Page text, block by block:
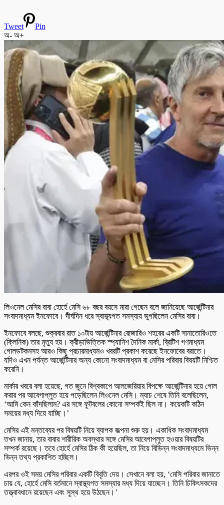
Tweet
Pin
অ- অ+
লিওনেল মেসির বাবা হোর্হে মেসি ৬৮ বছর বয়সে মারা গেছেন বলে জানিয়েছে আর্জেন্টিনার
সংবাদমাধ্যম ইনফোবে। দীর্ঘদিন ধরে স্বাস্থ্যগত সমস্যায় ভুগছিলেন মেসির বাবা।
ইনফোবে বলছে, শুক্রবার রাত ১০টায় আর্জেন্টিনার রোজারিও শহরের একটি সানাতোরিওতে
(ক্লিনিক) তার মৃত্যু হয়। ক্রীড়াভিত্তিক স্প্যানিশ দৈনিক মার্কা, ব্রিটিশ গণমাধ্যম
গোলডটকমসহ আরও কিছু প্রচারমাধ্যমও খবরটি প্রকাশ করেছে ইনফোবের বরাতে।
যদিও এখন পর্যন্ত আর্জেন্টিনার অন্য কোনো সংবাদমাধ্যম বা মেসির পরিবার বিষয়টি নিশ্চিত
করেনি।
মার্কার খবরে বলা হয়েছে, গত জুনে বিশ্বকাপে আলজেরিয়ার বিপক্ষে আর্জেন্টিনার হয়ে গোল
করার পর আবেগাপ্লুত হয়ে পড়েছিলেন লিওনেল মেসি। ম্যাচ শেষে তিনি বলেছিলেন,
‘আমি কেন কাঁদছিলাম? এর সঙ্গে ফুটবলের কোনো সম্পর্কই ছিল না। কয়েকটি কঠিন
সময়ের মধ্য দিয়ে যাচ্ছি।’
মেসির এই মন্তব্যের পর বিষয়টি নিয়ে ব্যাপক জল্পনা শুরু হয়। একাধিক সংবাদমাধ্যম
তখন জানায়, তার বাবার শারীরিক অবস্থার সঙ্গে মেসির আবেগাপ্লুত হওয়ার বিষয়টির
সম্পর্ক রয়েছে। তবে হোর্হে মেসির ঠিক কী হয়েছিল, তা নিয়ে বিভিন্ন সংবাদমাধ্যমে ভিন্ন
ভিন্ন তথ্য প্রকাশিত হচ্ছিল।
এরপর ওই সময় মেসির পরিবার একটি বিবৃতি দেয়। সেখানে বলা হয়, ‘মেসি পরিবার জানাতে
চায় যে, হোর্হে মেসি বর্তমানে স্বাস্থ্যগত সমস্যার মধ্য দিয়ে যাচ্ছেন। তিনি চিকিৎসকদের
তত্ত্বাবধানে রয়েছেন এবং সুস্থ হয়ে উঠছেন।’